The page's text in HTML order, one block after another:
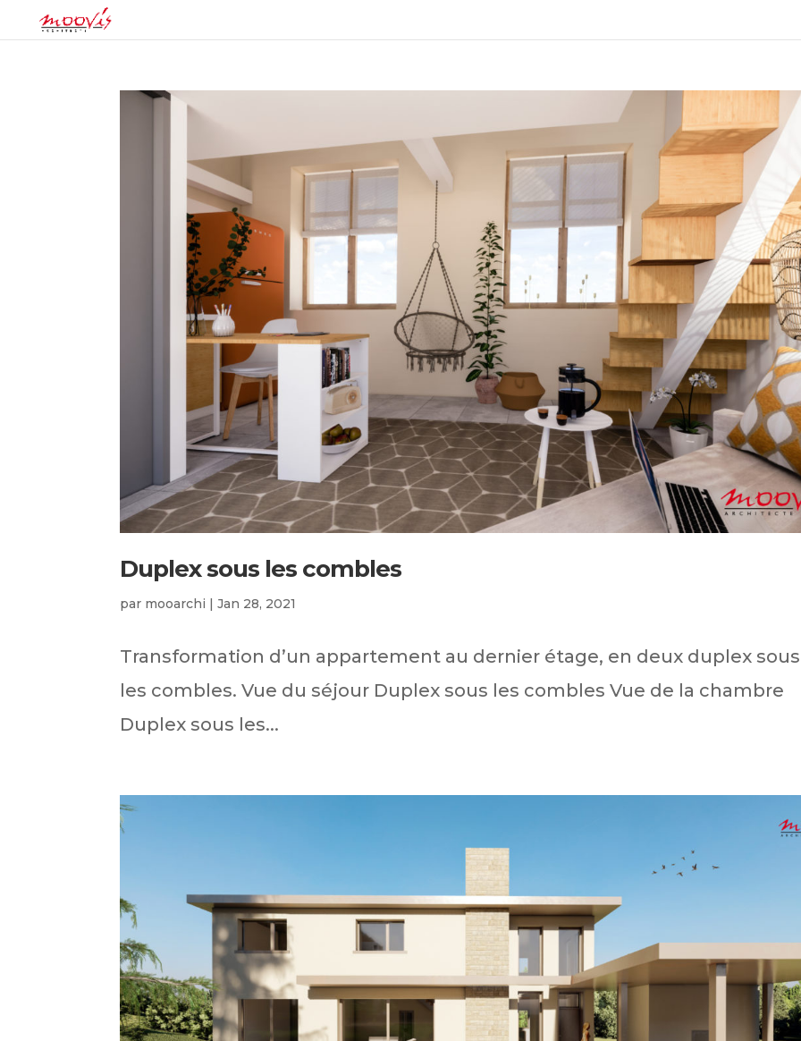
Duplex sous les combles
par mooarchi |Jan 28, 2021
Transformation d’un appartement au dernier étage, en deux duplex sous
les combles. Vue du séjour Duplex sous les combles Vue de la chambre
Duplex sous les...